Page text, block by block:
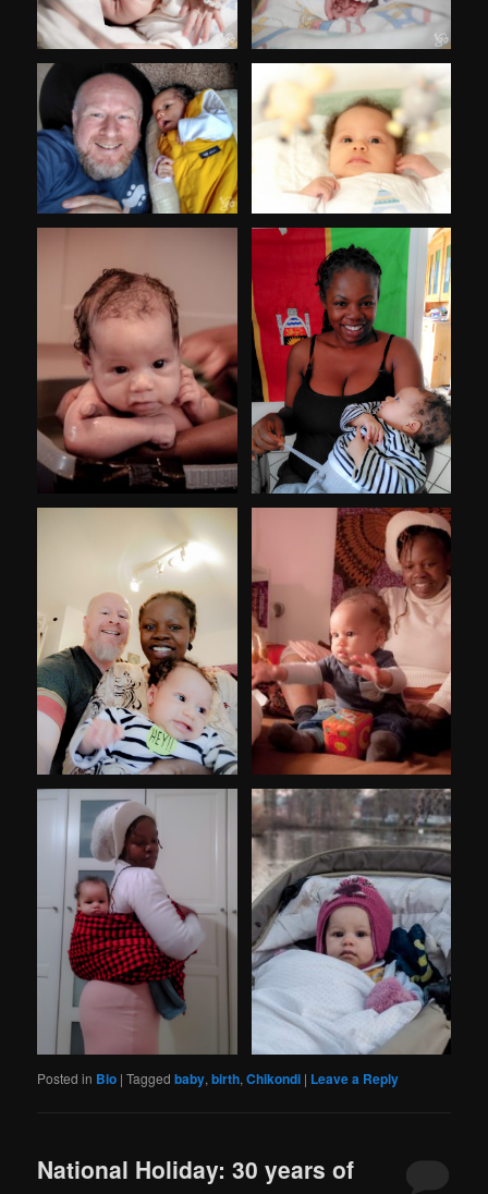
Posted in Bio |Tagged baby,birth,Chikondi | Leave a Reply
National Holiday: 30 years of